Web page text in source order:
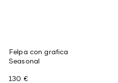
Felpa con grafica
Seasonal
130 €